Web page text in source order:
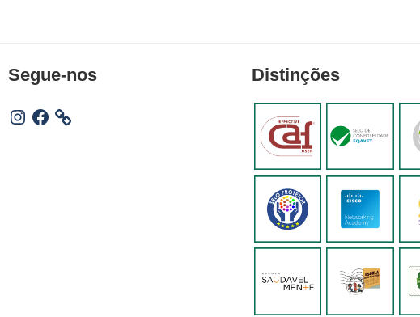
Segue-nos
Instagram
Facebook
Distinções